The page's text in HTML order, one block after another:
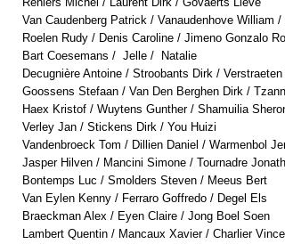
Van Caudenberg Patrick / Vanaudenhove William
Roelen Rudy / Denis Caroline / Jimeno Gonzalo
Bart Coesemans / Jelle / Natalie
Decugnière Antoine / Stroobants Dirk /
Goossens Stefaan / Van Den Berghen Dirk /
Haex Kristof / Wuytens Gunther / Shamuilia
Verley Jan / Stickens Dirk / You Huizi
Vandenbroeck Tom / Dillien Daniel / Warmenbol
Jasper Hilven / Mancini Simone / Tournadre
Bontemps Luc / Smolders Steven / Meeus Bert
Van Eylen Kenny / Ferraro Goffredo / Degel Els
Braeckman Alex / Eyen Claire / Jong Boel Soen
Lambert Quentin / Mancaux Xavier / Charlier